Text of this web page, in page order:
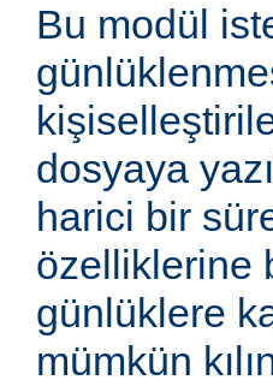
Bu modül
dosyaya
harici bir
özelliklerine
günlüklere
mümkün